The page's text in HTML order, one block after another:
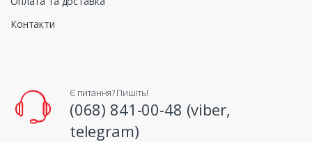
Контакти
Є питання? Пишіть!
(068) 841-00-48 (viber,
telegram)